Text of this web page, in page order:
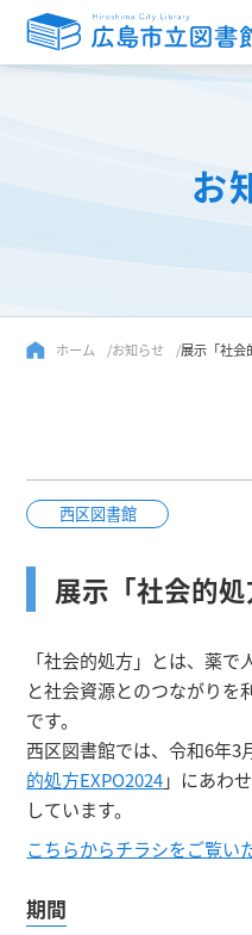
お
ホーム お知らせ 展示「社会
西区図書館
展示「社会的処
「社会的処方」とは、薬
と社会資源とのつながりを
です。
西区図書館では、令和6年3
的処方EXPO2024」にあわ
しています。
こちらからチラシをご覧い
期間